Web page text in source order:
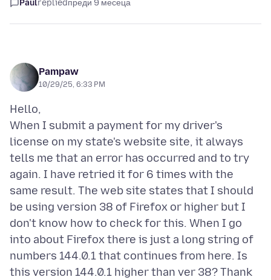
Paulrepliedпреди 9 месеца
Pampaw
10/29/25, 6:33 PM
Hello,
When I submit a payment for my driver's
license on my state's website site, it always
tells me that an error has occurred and to try
again. I have retried it for 6 times with the
same result. The web site states that I should
be using version 38 of Firefox or higher but I
don't know how to check for this. When I go
into about Firefox there is just a long string of
numbers 144.0.1 that continues from here. Is
this version 144.0.1 higher than ver 38? Thank